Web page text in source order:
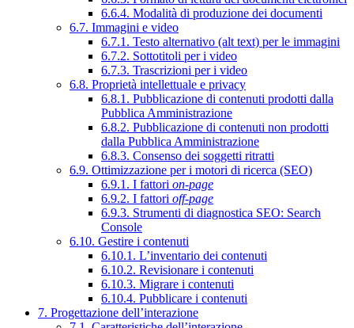
6.6.4. Modalità di produzione dei documenti
6.7. Immagini e video
6.7.1. Testo alternativo (alt text) per le immagini
6.7.2. Sottotitoli per i video
6.7.3. Trascrizioni per i video
6.8. Proprietà intellettuale e privacy
6.8.1. Pubblicazione di contenuti prodotti dalla
Pubblica Amministrazione
6.8.2. Pubblicazione di contenuti non prodotti
dalla Pubblica Amministrazione
6.8.3. Consenso dei soggetti ritratti
6.9. Ottimizzazione per i motori di ricerca (SEO)
6.9.1. I fattori on-page
6.9.2. I fattori off-page
6.9.3. Strumenti di diagnostica SEO: Search
Console
6.10. Gestire i contenuti
6.10.1. L’inventario dei contenuti
6.10.2. Revisionare i contenuti
6.10.3. Migrare i contenuti
6.10.4. Pubblicare i contenuti
7. Progettazione dell’interazione